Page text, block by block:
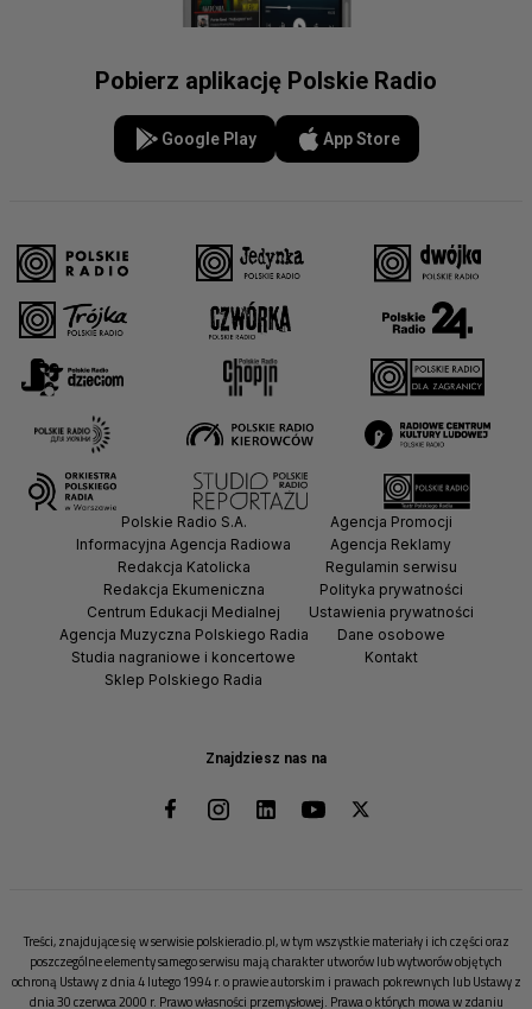
Pobierz aplikację Polskie Radio
Google Play App Store
Znajdziesz nas na
Polskie Radio S.A.
Informacyjna Agencja Radiowa
Redakcja Katolicka
Redakcja Ekumeniczna
Centrum Edukacji Medialnej
Agencja Muzyczna Polskiego Radia
Studia nagraniowe i koncertowe
Sklep Polskiego Radia
Agencja Promocji
Agencja Reklamy
Regulamin serwisu
Polityka prywatności
Ustawienia prywatności
Dane osobowe
Kontakt
Treści, znajdujące się w serwisie polskieradio.pl, w tym wszystkie materiały i ich części oraz
poszczególne elementy samego serwisu mają charakter utworów lub wytworów objętych
ochroną Ustawy z dnia 4 lutego 1994 r. o prawie autorskim i prawach pokrewnych lub Ustawy z
dnia 30 czerwca 2000 r. Prawo własności przemysłowej. Prawa o których mowa w zdaniu